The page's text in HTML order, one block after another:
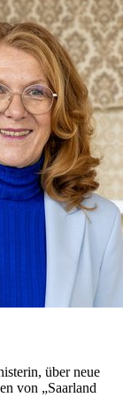
über neue
von „Saarland